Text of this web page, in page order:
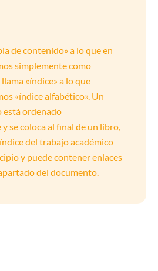
de contenido» a lo que en
simplemente como
«índice» a lo que
«índice alfabético». Un
está ordenado
se coloca al final de un libro,
del trabajo académico
y puede contener enlaces
del documento.